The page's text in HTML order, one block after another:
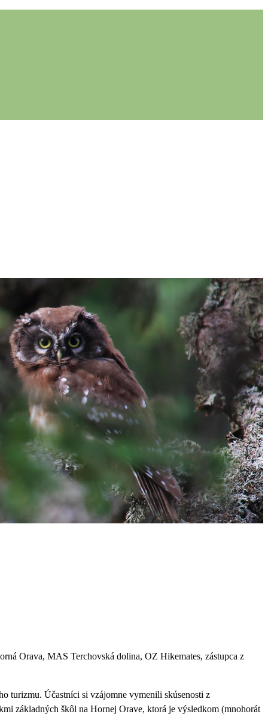
Orava, MAS Terchovská dolina, OZ Hikemates, zástupca z
turizmu. Účastníci si vzájomne vymenili skúsenosti z
základných škôl na Hornej Orave, ktorá je výsledkom (mnohorát